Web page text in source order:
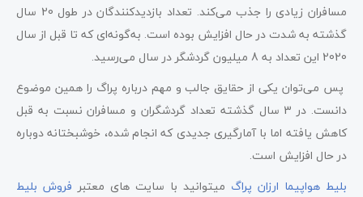
مسافران زیادی را جذب می‌کند. تعداد بازدیدکنندگان در طول 20 سال
گذشته به شدت در حال افزایش بوده است. به‌گونه‌ای که تا قبل از سال
2020 این تعداد به 8 میلیون گردشگر در سال می‌رسید.
پس می‌توان یکی از حقایق جالب و مهم درباره پراگ را همین موضوع
دانست. در 3 سال گذشته تعداد گردشگران و مسافران نسبت به قبل
کاهش یافته اما با آمارگیری جدیدی که انجام شده، خوشبختانه دوباره
در حال افزایش است.
بلیط هواپیما ارزان پراگ میتوانید با سایت های معتبر فروش بلیط